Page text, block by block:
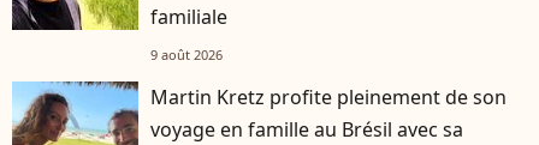
familiale
9 août 2026
Martin Kretz profite pleinement de son
voyage en famille au Brésil avec sa